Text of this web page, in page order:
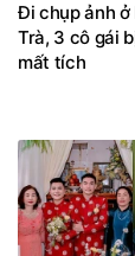
Đi chụp ảnh ở
Trà, 3 cô gái
mất tích